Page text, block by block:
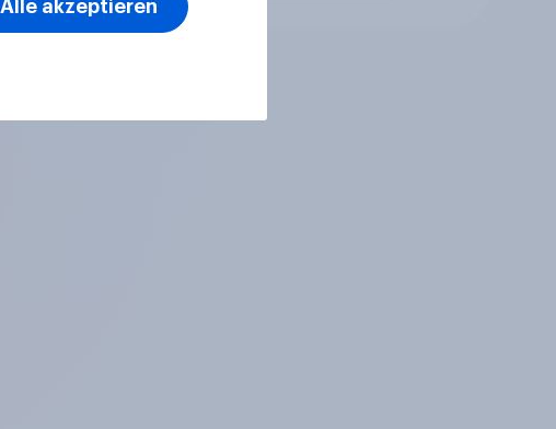
Alle akzeptieren